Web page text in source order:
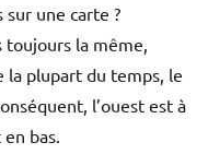
une carte ?
toujours la même,
plupart du temps, le
l’ouest est à
bas.